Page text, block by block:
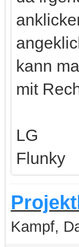
kann
mit
LG
Flunky
Kampf,